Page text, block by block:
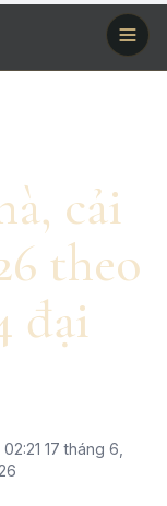
cải
theo
đại
17 tháng 6,